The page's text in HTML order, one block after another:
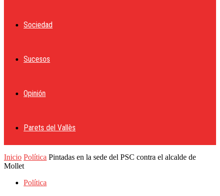
Sociedad
Sucesos
Opinión
Parets del Vallès
Inicio Política Pintadas en la sede del PSC contra el alcalde de
Mollet
Política